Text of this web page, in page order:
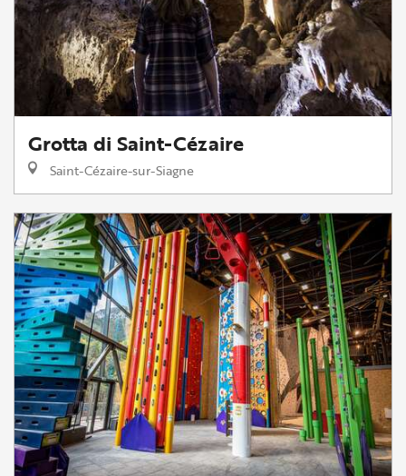
Grotta di Saint-Cézaire
Saint-Cézaire-sur-Siagne